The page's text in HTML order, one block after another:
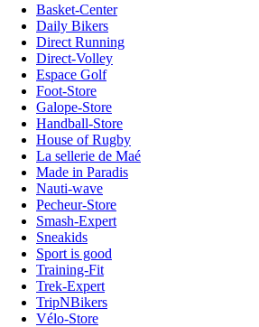
Basket-Center
Daily Bikers
Direct Running
Direct-Volley
Espace Golf
Foot-Store
Galope-Store
Handball-Store
House of Rugby
La sellerie de Maé
Made in Paradis
Nauti-wave
Pecheur-Store
Smash-Expert
Sneakids
Sport is good
Training-Fit
Trek-Expert
TripNBikers
Vélo-Store